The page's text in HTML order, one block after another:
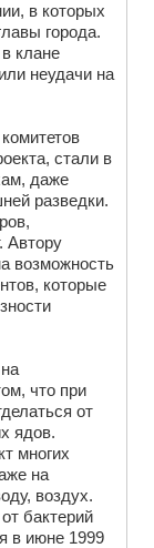
в которых
города.
клане
неудачи на
стали в
даже
разведки.
Автору
возможность
которые
что при
от
ядов.
многих
на
воздух.
бактерий
в июне 1999